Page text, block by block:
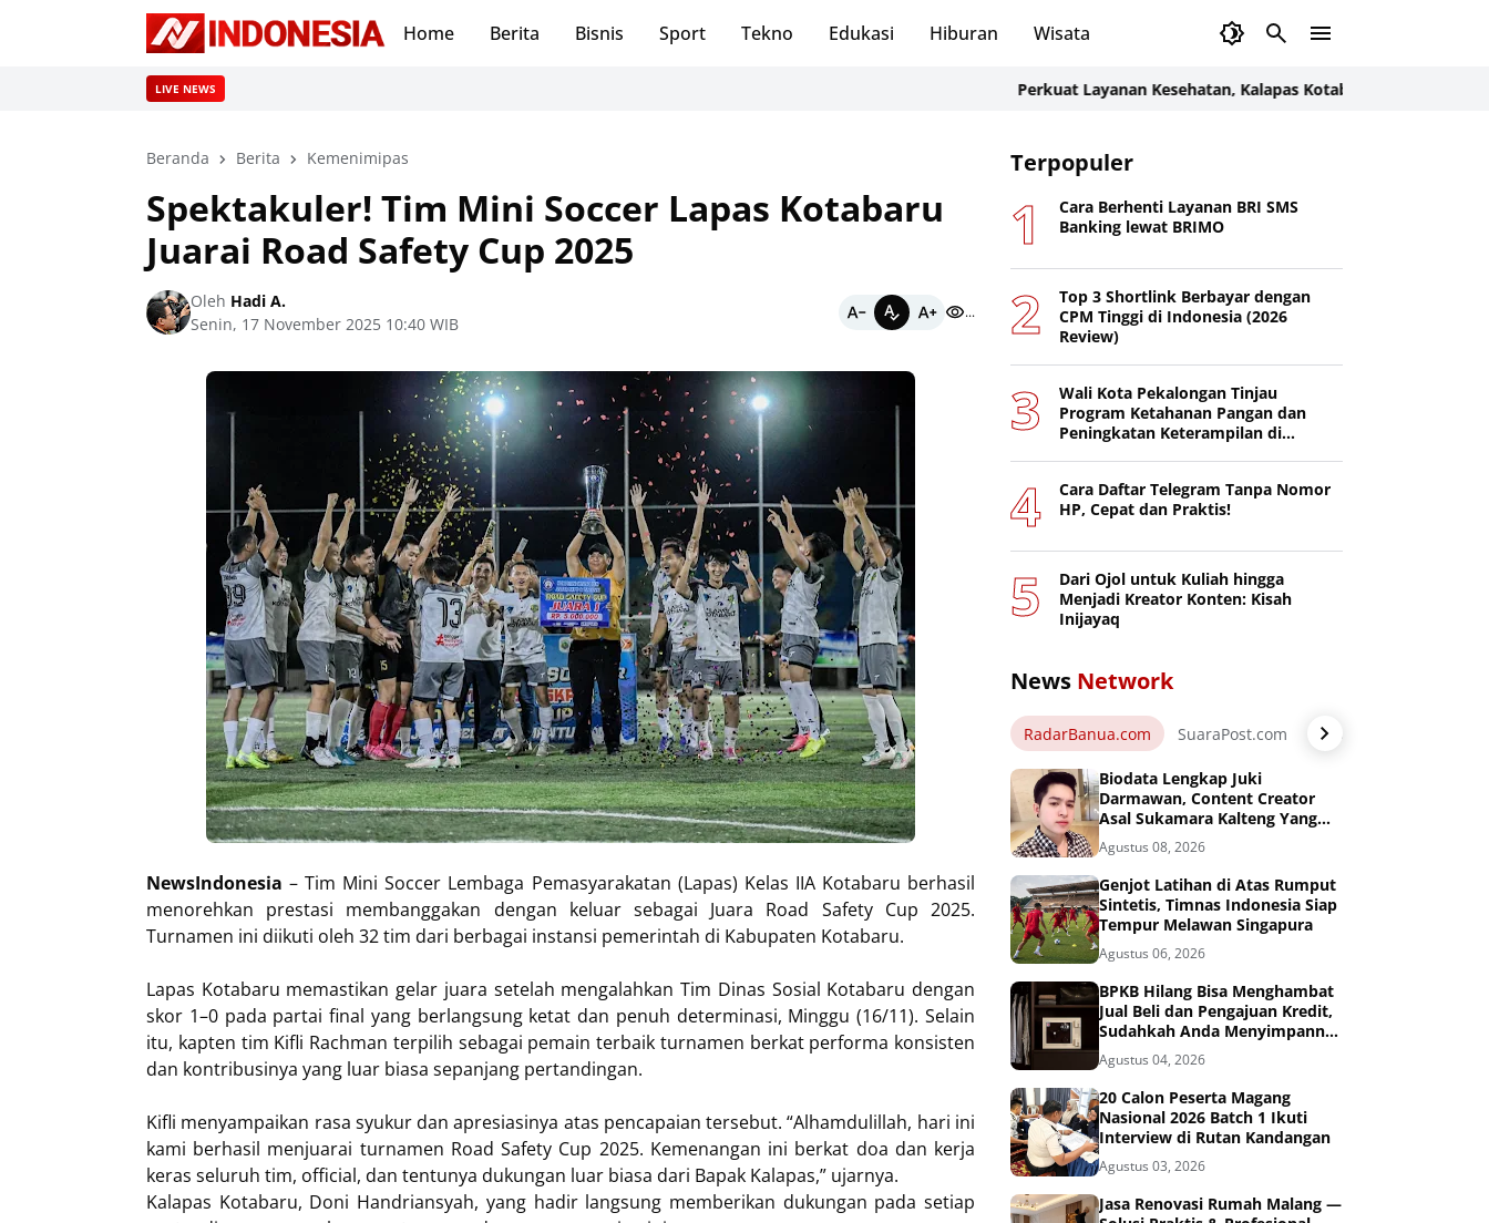
Home Berita Bisnis Sport Tekno Edukasi Hiburan Wisata
LIVE NEWS Perkuat Layanan Kesehatan, Kalapas Kotabaru Koordinasikan
Beranda Berita Kemenimipas
Spektakuler! Tim Mini Soccer Lapas Kotabaru
Juarai Road Safety Cup 2025
Oleh Hadi A.
Senin, 17 November 2025 10:40 WIB
...
NewsIndonesia– Tim Mini Soccer Lembaga Pemasyarakatan (Lapas) Kelas IIA Kotabaru berhasil
menorehkan prestasi membanggakan dengan keluar sebagai Juara Road Safety Cup 2025.
Turnamen ini diikuti oleh 32 tim dari berbagai instansi pemerintah di Kabupaten Kotabaru.
Lapas Kotabaru memastikan gelar juara setelah mengalahkan Tim Dinas Sosial Kotabaru dengan
skor 1–0 pada partai final yang berlangsung ketat dan penuh determinasi, Minggu (16/11). Selain
itu, kapten tim Kifli Rachman terpilih sebagai pemain terbaik turnamen berkat performa konsisten
dan kontribusinya yang luar biasa sepanjang pertandingan.
Kifli menyampaikan rasa syukur dan apresiasinya atas pencapaian tersebut. “Alhamdulillah, hari ini
kami berhasil menjuarai turnamen Road Safety Cup 2025. Kemenangan ini berkat doa dan kerja
keras seluruh tim, official, dan tentunya dukungan luar biasa dari Bapak Kalapas,” ujarnya.
Kalapas Kotabaru, Doni Handriansyah, yang hadir langsung memberikan dukungan pada setiap
Terpopuler
Cara Berhenti Layanan BRI SMS
Banking lewat BRIMO
Top 3 Shortlink Berbayar dengan
CPM Tinggi di Indonesia (2026
Review)
Wali Kota Pekalongan Tinjau
Program Ketahanan Pangan dan
Peningkatan Keterampilan di
Cara Daftar Telegram Tanpa Nomor
HP, Cepat dan Praktis!
Dari Ojol untuk Kuliah hingga
Menjadi Kreator Konten: Kisah
Inijayaq
News Network
RadarBanua.com SuaraPost.com NarasiNews.com
Biodata Lengkap Juki
Darmawan, Content Creator
Asal Sukamara Kalteng Yang
Sukses Dari Konten Tiktok,
Instagram dan Facebook
Agustus 08, 2026
Genjot Latihan di Atas Rumput
Sintetis, Timnas Indonesia Siap
Tempur Melawan Singapura
Agustus 06, 2026
BPKB Hilang Bisa Menghambat
Jual Beli dan Pengajuan Kredit,
Sudahkah Anda Menyimpannya
di Brankas BPKB?
Agustus 04, 2026
20 Calon Peserta Magang
Nasional 2026 Batch 1 Ikuti
Interview di Rutan Kandangan
Agustus 03, 2026
Jasa Renovasi Rumah Malang —